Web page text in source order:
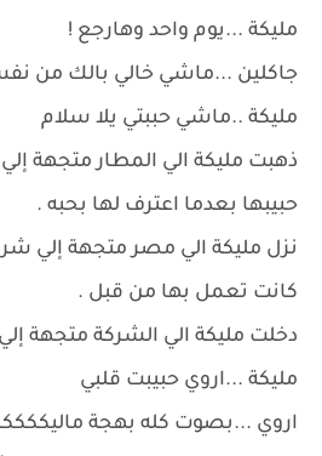
مليكة ...يوم واحد وهارجع !
جاكلين ...ماشي خالي بالك من
مليكة ..ماشي حببتي يلا سلام
ذهبت مليكة الي المطار متجهة
حبيبها بعدما اعترف لها بحبه .
نزل مليكة الي مصر متجهة إلي
كانت تعمل بها من قبل .
دخلت مليكة الي الشركة متجهة
مليكة ...اروي حبيبت قلبي
اروي ...بصوت كله بهجة